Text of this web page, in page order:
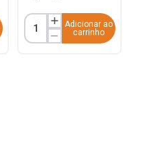
Adicionar ao
carrinho